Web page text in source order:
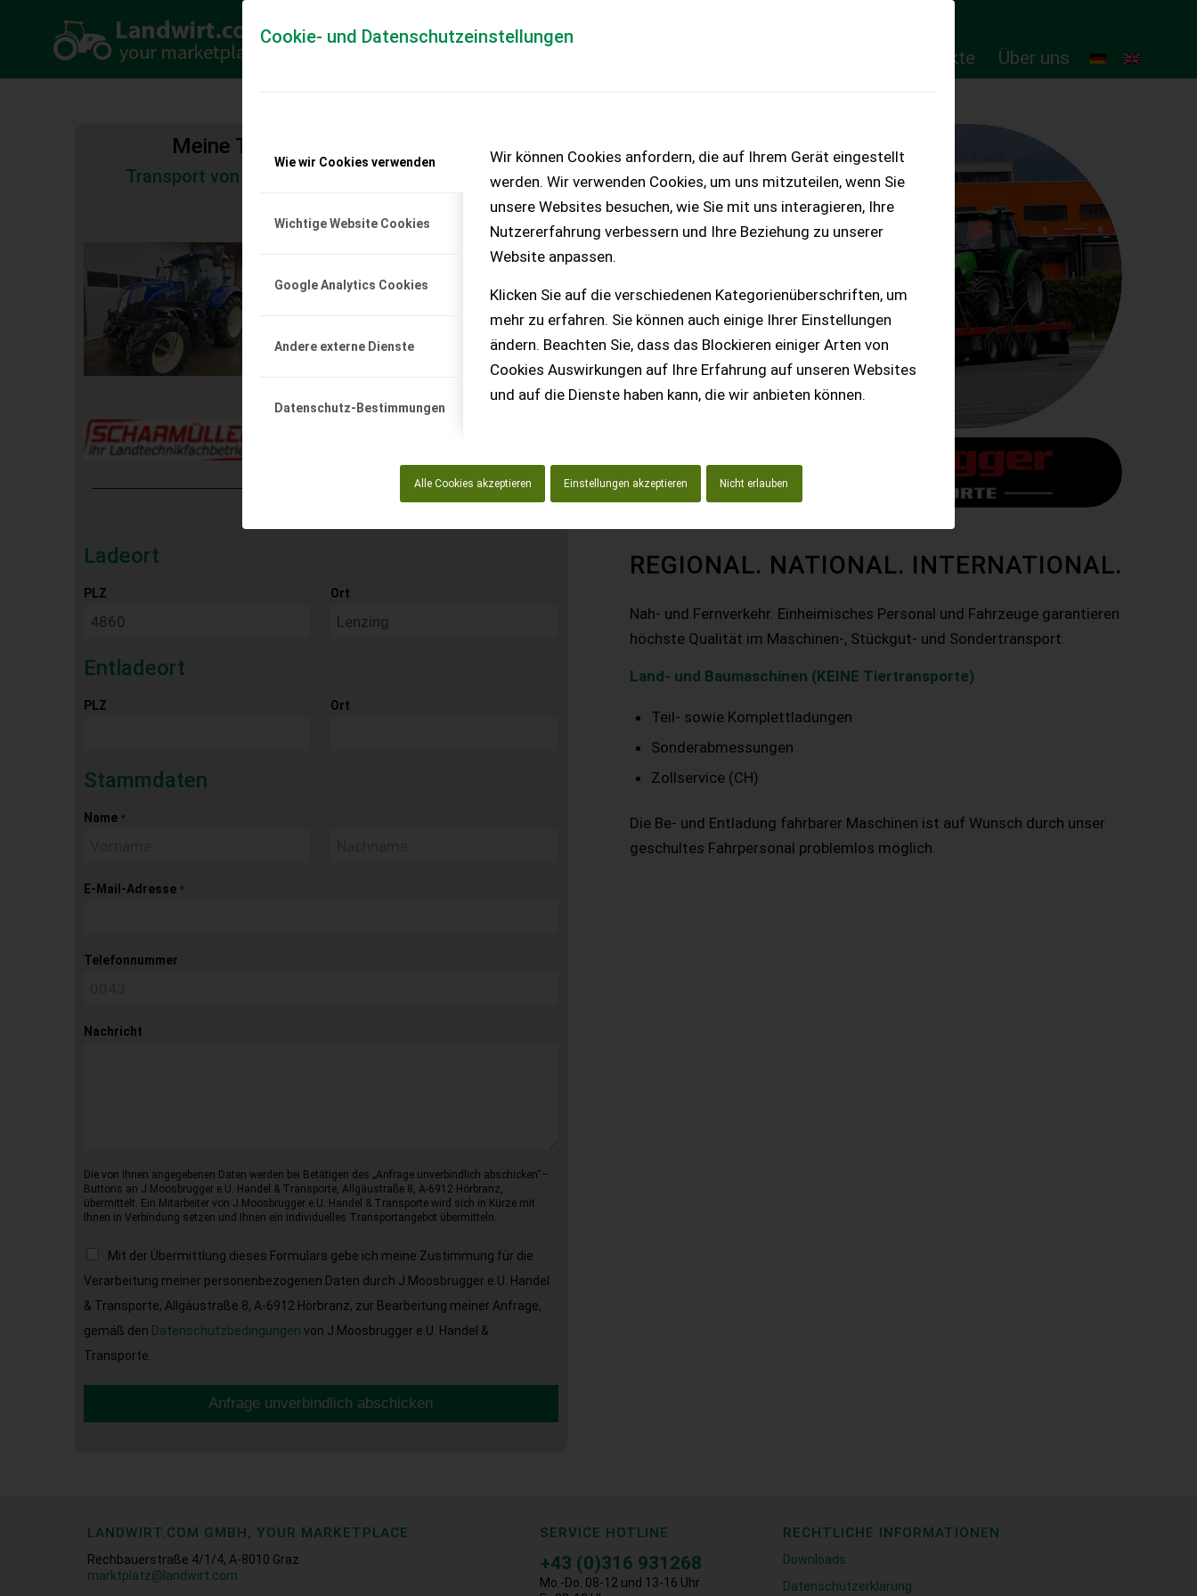
Cookie- und Datenschutzeinstellungen
Wie wir Cookies verwenden
Wichtige Website Cookies
Google Analytics Cookies
Andere externe Dienste
Datenschutz-Bestimmungen
Wir können Cookies anfordern, die auf Ihrem Gerät eingestellt
werden. Wir verwenden Cookies, um uns mitzuteilen, wenn Sie
unsere Websites besuchen, wie Sie mit uns interagieren, Ihre
Nutzererfahrung verbessern und Ihre Beziehung zu unserer
Website anpassen.
Klicken Sie auf die verschiedenen Kategorienüberschriften, um
mehr zu erfahren. Sie können auch einige Ihrer Einstellungen
ändern. Beachten Sie, dass das Blockieren einiger Arten von
Cookies Auswirkungen auf Ihre Erfahrung auf unseren Websites
und auf die Dienste haben kann, die wir anbieten können.
Alle Cookies akzeptieren Einstellungen akzeptieren Nicht erlauben
Online-Produkte Über uns
Meine Transportkostenanfrage
Transport von Land- und Baumaschinen – KEINE
New Holland T7.170 Auto Command
New Holland T7.170 AC in "Maserati-Blau" bereift
mit Michelin XeoBIB 520/60R28 bzw. 650/60R38
Ladeort
PLZ Ort
Entladeort
PLZ Ort
Stammdaten
Name *
E-Mail-Adresse *
Telefonnummer
Nachricht
Die von Ihnen angegebenen Daten werden bei Betätigen des „Anfrage unverbindlich abschicken“–
Buttons an J.Moosbrugger e.U. Handel & Transporte, Allgäustraße 8, A-6912 Hörbranz,
übermittelt. Ein Mitarbeiter von J.Moosbrugger e.U. Handel & Transporte wird sich in Kürze mit
Ihnen in Verbindung setzen und Ihnen ein individuelles Transportangebot übermitteln.
Mit der Übermittlung dieses Formulars gebe ich meine Zustimmung für die
Verarbeitung meiner personenbezogenen Daten durch J.Moosbrugger e.U. Handel
& Transporte, Allgäustraße 8, A-6912 Hörbranz, zur Bearbeitung meiner Anfrage,
gemäß den Datenschutzbedingungen von J.Moosbrugger e.U. Handel &
Transporte.
Anfrage unverbindlich abschicken
REGIONAL. NATIONAL. INTERNATIONAL.
Nah- und Fernverkehr. Einheimisches Personal und Fahrzeuge garantieren
höchste Qualität im Maschinen-, Stückgut- und Sondertransport.
Land- und Baumaschinen (KEINE Tiertransporte)
Teil- sowie Komplettladungen
Sonderabmessungen
Zollservice (CH)
Die Be- und Entladung fahrbarer Maschinen ist auf Wunsch durch unser
geschultes Fahrpersonal problemlos möglich.
LANDWIRT.COM GMBH, YOUR MARKETPLACE
Rechbauerstraße 4/1/4, A-8010 Graz
marktplatz@landwirt.com
SERVICE HOTLINE
+43 (0)316 931268
Mo.-Do. 08-12 und 13-16 Uhr
RECHTLICHE INFORMATIONEN
Downloads
Datenschutzerklärung